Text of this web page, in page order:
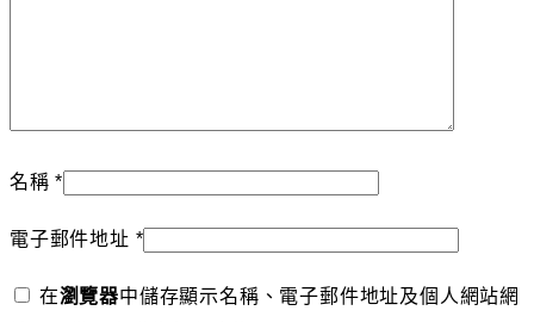
名稱*
電子郵件地址 *
在瀏覽器中儲存顯示名稱、電子郵件地址及個人網站網